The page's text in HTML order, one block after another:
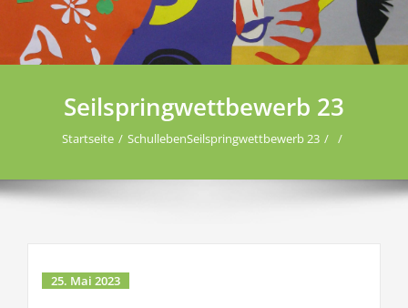
Seilspringwettbewerb 23
Startseite SchullebenSeilspringwettbewerb 23
25. Mai 2023